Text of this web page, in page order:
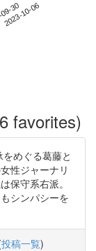
30
2023-10-06
favorites)
めぐる葛藤と
性ジャーナリ
保守系右派。
シンパシーを
投稿一覧)